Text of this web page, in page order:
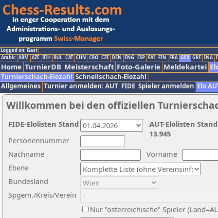
Logged on: Gast
Arabic ARM AZE BIH BUL CAT CHN CRO CZE DEN ENG ESP FAI FIN FRA GER GRE INA
Home TurnierDB Meisterschaft Foto-Galerie Meldekartei
Turnierschach-Elozahl Schnellschach-Elozahl
Allgemeines Turnier anmelden: AUT FIDE Spieler anmelden Elo
Willkommen bei den offiziellen
Nachname
Vorname
Ebene
Personennummer
Bundesland
Spgem./Kreis/Verein
Nur "österreichische" Spieler
AUT-Elolisten
13.945
FIDE-Elolisten Stand